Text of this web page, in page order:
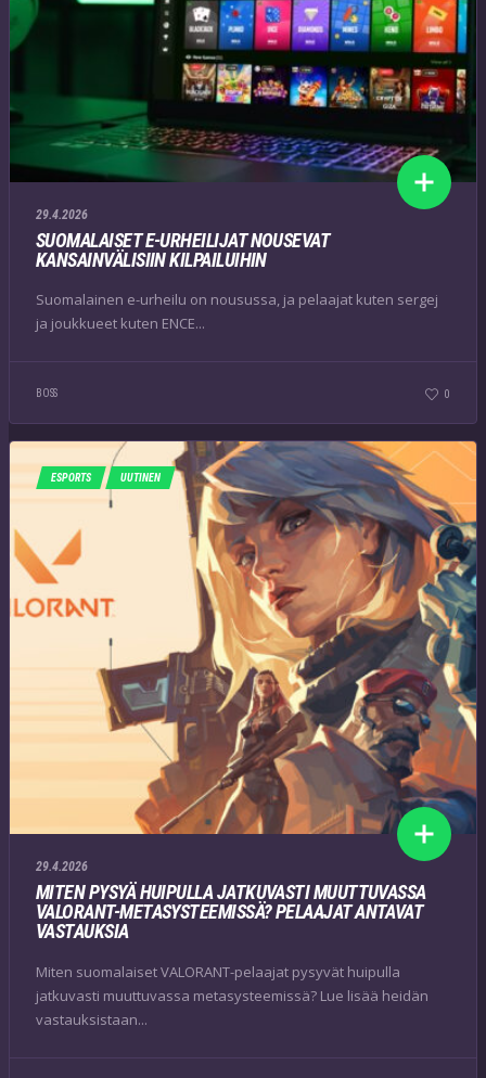
29.4.2026
SUOMALAISET E-URHEILIJAT NOUSEVAT
KANSAINVÄLISIIN KILPAILUIHIN
Suomalainen e-urheilu on nousussa, ja pelaajat kuten sergej
ja joukkueet kuten ENCE...
BOSS 0
ESPORTS UUTINEN
29.4.2026
MITEN PYSYÄ HUIPULLA JATKUVASTI MUUTTUVASSA
VALORANT-METASYSTEEMISSÄ? PELAAJAT ANTAVAT
VASTAUKSIA
Miten suomalaiset VALORANT-pelaajat pysyvät huipulla
jatkuvasti muuttuvassa metasysteemissä? Lue lisää heidän
vastauksistaan...